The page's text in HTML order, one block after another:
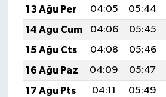
13 Ağu Per
04:05 05:44
14 Ağu Cum
04:06 05:45
15 Ağu Cts
04:08 05:46
16 Ağu Paz
04:09 05:47
17 Ağu Pts
04:11 05:49